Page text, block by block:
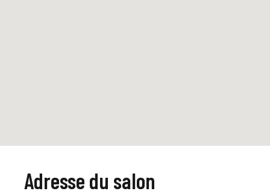
Adresse du salon